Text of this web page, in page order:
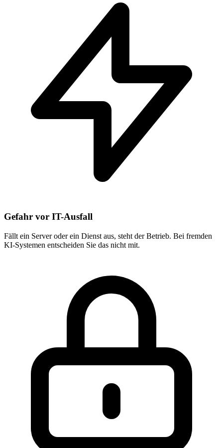
Gefahr vor IT-Ausfall
Fällt ein Server oder ein Dienst aus, steht der Betrieb. Bei fremden
KI-Systemen entscheiden Sie das nicht mit.